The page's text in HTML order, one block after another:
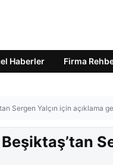
Haberler Firma
Sergen Yalçın için açıklama